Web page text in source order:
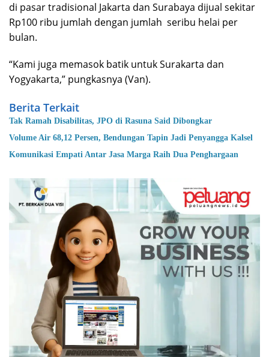
di pasar tradisional Jakarta dan Surabaya dijual sekitar
Rp100 ribu jumlah dengan jumlah seribu helai per
bulan.
“Kami juga memasok batik untuk Surakarta dan
Yogyakarta,” pungkasnya (Van).
Berita Terkait
Tak Ramah Disabilitas, JPO di Rasuna Said Dibongkar
Volume Air 68,12 Persen, Bendungan Tapin Jadi Penyangga Kalsel
Komunikasi Empati Antar Jasa Marga Raih Dua Penghargaan